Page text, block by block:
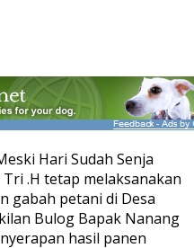
Hari Sudah Senja
.H tetap melaksanakan
gabah petani di Desa
Bulog Bapak Nanang
hasil panen